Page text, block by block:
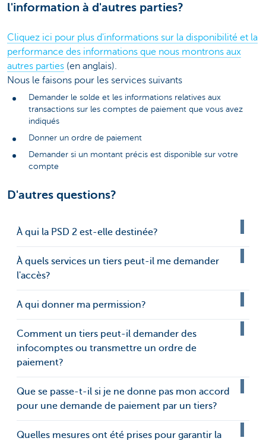
l'information à d'autres parties?
Cliquez ici pour plus d'informations sur la disponibilité et la
performance des informations que nous montrons aux
autres parties (en anglais).
Nous le faisons pour les services suivants
Demander le solde et les informations relatives aux
transactions sur les comptes de paiement que vous avez
indiqués
Donner un ordre de paiement
Demander si un montant précis est disponible sur votre
compte
D'autres questions?
À qui la PSD 2 est-elle destinée?
À quels services un tiers peut-il me demander
l'accès?
A qui donner ma permission?
Comment un tiers peut-il demander des
infocomptes ou transmettre un ordre de
paiement?
Que se passe-t-il si je ne donne pas mon accord
pour une demande de paiement par un tiers?
Quelles mesures ont été prises pour garantir la